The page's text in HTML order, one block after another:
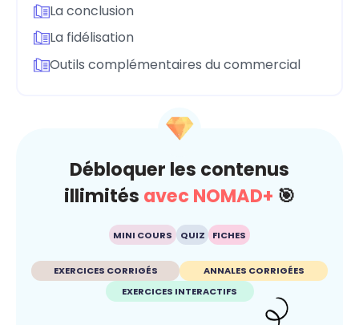
La conclusion
La fidélisation
Outils complémentaires du commercial
Débloquer les contenus
illimités avec NOMAD+ 🎯
MINI COURS QUIZ FICHES
EXERCICES CORRIGÉS
ANNALES CORRIGÉES
EXERCICES INTERACTIFS